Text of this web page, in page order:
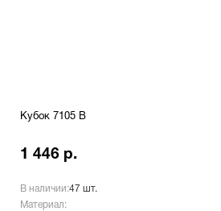
Кубок 7105 B
1 446 р.
В наличии:47 шт.
Материал: